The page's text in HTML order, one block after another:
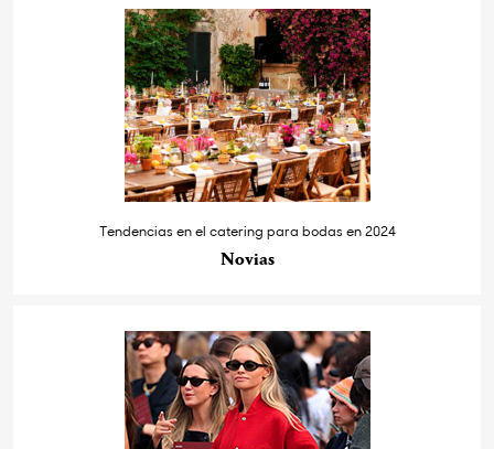
Tendencias en el catering para bodas en 2024
Novias